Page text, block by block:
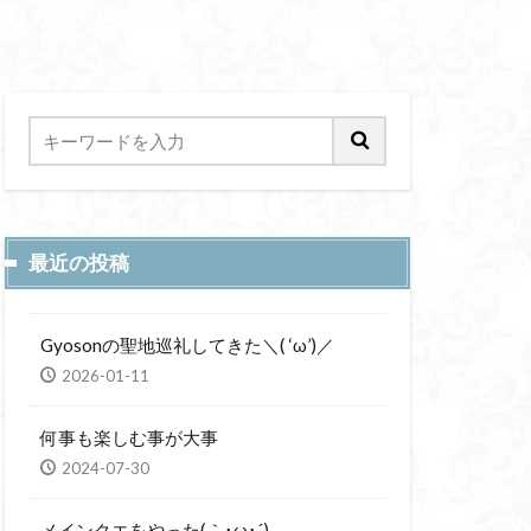
最近の投稿
Gyosonの聖地巡礼してきた＼( ‘ω’)／
2026-01-11
何事も楽しむ事が大事
2024-07-30